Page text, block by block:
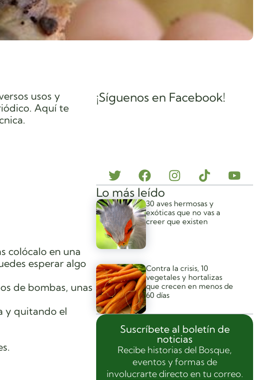
usos y
Aquí te
colócalo en una
esperar algo
de bombas, unas
y quitando el
¡Síguenos en Facebook!
Lo más leído
30 aves hermosas y
exóticas que no vas a
creer que existen
Contra la crisis, 10
vegetales y hortalizas
que crecen en menos de
60 días
Suscríbete al boletín de
noticias
Recibe historias del Bosque,
eventos y formas de
involucrarte directo en tu correo.